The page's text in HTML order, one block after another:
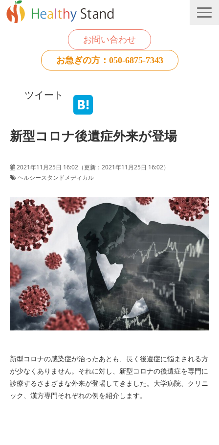
お問い合わせ
お急ぎの方：050-6875-7343
個人のお客様
ツイート
新型コロナ後遺症外来が登場
2021年11月25日 16:02 （更新： 2021年11月25日 16:02）
ヘルシースタンドメディカル
新型コロナの感染症が治ったあとも、長く後遺症に悩まされる方
が少なくありません。それに対し、新型コロナの後遺症を専門に
診療するさまざまな外来が登場してきました。大学病院、クリニ
ック、漢方専門それぞれの例を紹介します。